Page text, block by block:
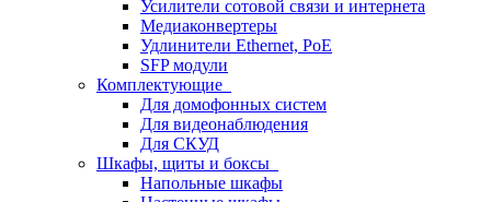
Усилители сотовой связи и интернета
Медиаконвертеры
Удлинители Ethernet, PoE
SFP модули
Комплектующие
Для домофонных систем
Для видеонаблюдения
Для СКУД
Шкафы, щиты и боксы
Напольные шкафы